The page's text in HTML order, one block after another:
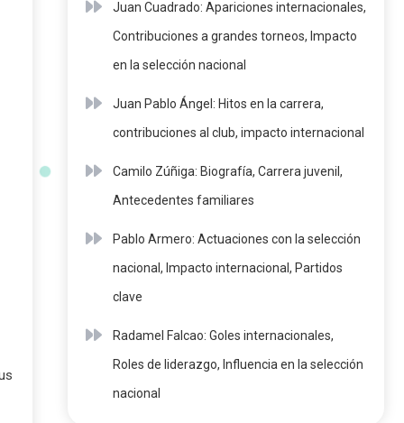
Juan Cuadrado: Apariciones internacionales,
Contribuciones a grandes torneos, Impacto
en la selección nacional
Juan Pablo Ángel: Hitos en la carrera,
contribuciones al club, impacto internacional
Camilo Zúñiga: Biografía, Carrera juvenil,
Antecedentes familiares
Pablo Armero: Actuaciones con la selección
nacional, Impacto internacional, Partidos
clave
Radamel Falcao: Goles internacionales,
Roles de liderazgo, Influencia en la selección
nacional